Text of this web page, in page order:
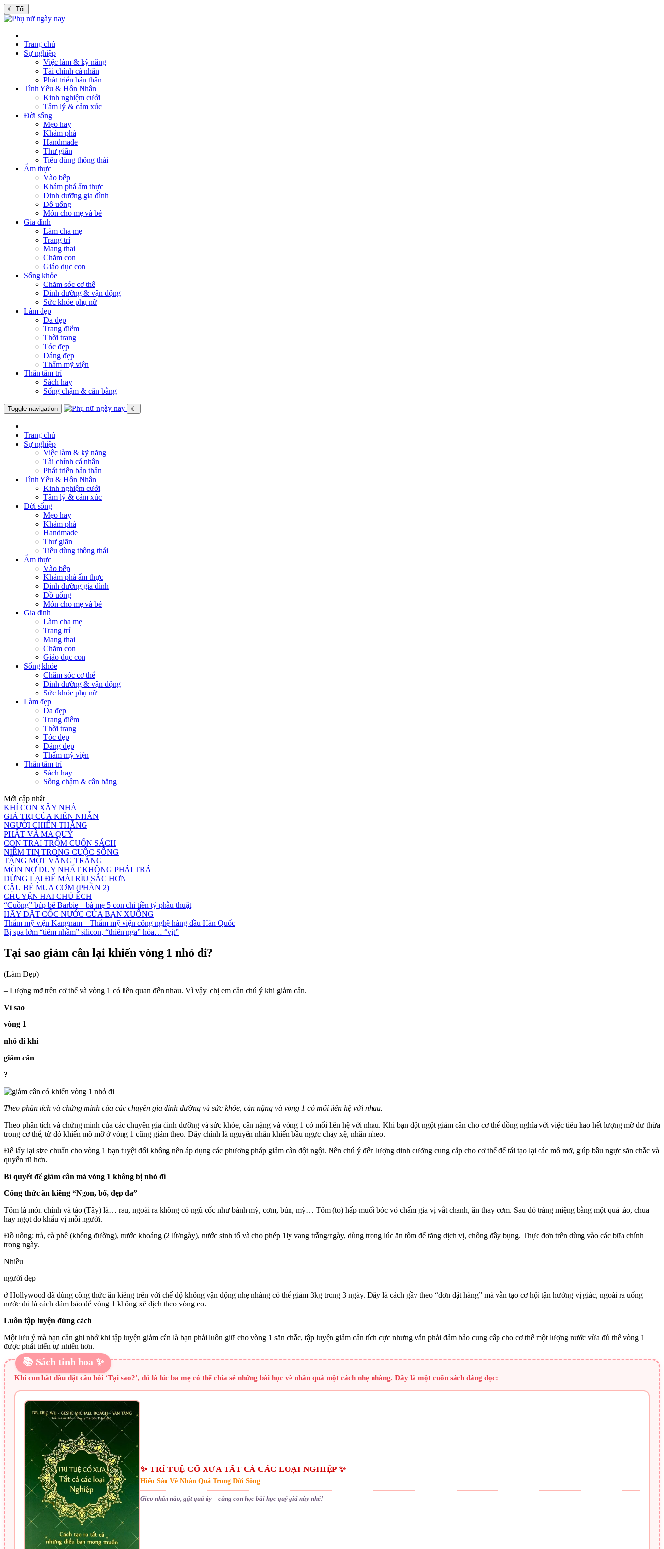
☾ Tối
Trang chủ
Sự nghiệp
Việc làm & kỹ năng
Tài chính cá nhân
Phát triển bản thân
Tình Yêu & Hôn Nhân
Kinh nghiệm cưới
Tâm lý & cảm xúc
Đời sống
Mẹo hay
Khám phá
Handmade
Thư giãn
Tiêu dùng thông thái
Ẩm thực
Vào bếp
Khám phá ẩm thực
Dinh dưỡng gia đình
Đồ uống
Món cho mẹ và bé
Gia đình
Làm cha mẹ
Trang trí
Mang thai
Chăm con
Giáo dục con
Sống khỏe
Chăm sóc cơ thể
Dinh dưỡng & vận động
Sức khỏe phụ nữ
Làm đẹp
Da đẹp
Trang điểm
Thời trang
Tóc đẹp
Dáng đẹp
Thẩm mỹ viện
Thân tâm trí
Sách hay
Sống chậm & cân bằng
Toggle navigation ☾
Trang chủ
Sự nghiệp
Việc làm & kỹ năng
Tài chính cá nhân
Phát triển bản thân
Tình Yêu & Hôn Nhân
Kinh nghiệm cưới
Tâm lý & cảm xúc
Đời sống
Mẹo hay
Khám phá
Handmade
Thư giãn
Tiêu dùng thông thái
Ẩm thực
Vào bếp
Khám phá ẩm thực
Dinh dưỡng gia đình
Đồ uống
Món cho mẹ và bé
Gia đình
Làm cha mẹ
Trang trí
Mang thai
Chăm con
Giáo dục con
Sống khỏe
Chăm sóc cơ thể
Dinh dưỡng & vận động
Sức khỏe phụ nữ
Làm đẹp
Da đẹp
Trang điểm
Thời trang
Tóc đẹp
Dáng đẹp
Thẩm mỹ viện
Thân tâm trí
Sách hay
Sống chậm & cân bằng
Mới cập nhật
KHỈ CON XÂY NHÀ
GIÁ TRỊ CỦA KIÊN NHẪN
NGƯỜI CHIẾN THẮNG
PHẬT VÀ MA QUỶ
CON TRAI TRỘM CUỐN SÁCH
NIỀM TIN TRONG CUỘC SỐNG
TẶNG MỘT VẦNG TRĂNG
MÓN NỢ DUY NHẤT KHÔNG PHẢI TRẢ
DỪNG LẠI ĐỂ MÀI RÌU SẮC HƠN
CẬU BÉ MUA CƠM (PHẦN 2)
CHUYỆN HAI CHÚ ẾCH
“Cuồng” búp bê Barbie – bà mẹ 5 con chi tiền tỷ phẫu thuật
HÃY ĐẶT CỐC NƯỚC CỦA BẠN XUỐNG
Thẩm mỹ viện Kangnam – Thẩm mỹ viện công nghệ hàng đầu Hàn Quốc
Bị spa lởm “tiêm nhầm” silicon, “thiên nga” hóa… “vịt”
Tại sao giảm cân lại khiến vòng 1 nhỏ đi?
(Làm Đẹp)
– Lượng mỡ trên cơ thể và vòng 1 có liên quan đến nhau. Vì vậy, chị em cần chú ý khi giảm cân.
Vì sao
vòng 1
nhỏ đi khi
giảm cân
?
Theo phân tích và chứng minh của các chuyên gia dinh dưỡng và sức khỏe, cân nặng và vòng 1 có mối liên hệ với nhau.
Theo phân tích và chứng minh của các chuyên gia dinh dưỡng và sức khỏe, cân nặng và vòng 1 có mối liên hệ với nhau. Khi bạn đột ngột giảm cân cho cơ thể đồng nghĩa với việc tiêu hao hết lượng mỡ dư thừa
trong cơ thể, từ đó khiến mô mỡ ở vòng 1 cũng giảm theo. Đây chính là nguyên nhân khiến bầu ngực chảy xệ, nhăn nheo.
Để lấy lại size chuẩn cho vòng 1 bạn tuyệt đối không nên áp dụng các phương pháp giảm cân đột ngột. Nên chú ý đến lượng dinh dưỡng cung cấp cho cơ thể để tái tạo lại các mô mỡ, giúp bầu ngực săn chắc và
quyến rũ hơn.
Bí quyết để giảm cân mà vòng 1 không bị nhỏ đi
Công thức ăn kiêng “Ngon, bổ, đẹp da”
Tôm là món chính và táo (Tây) là… rau, ngoài ra không có ngũ cốc như bánh mỳ, cơm, bún, mỳ… Tôm (to) hấp muối bóc vỏ chấm gia vị vắt chanh, ăn thay cơm. Sau đó tráng miệng bằng một quả táo, chua
hay ngọt do khẩu vị mỗi người.
Đồ uống: trà, cà phê (không đường), nước khoáng (2 lít/ngày), nước sinh tố và cho phép 1ly vang trắng/ngày, dùng trong lúc ăn tôm để tăng dịch vị, chống đầy bụng. Thực đơn trên dùng vào các bữa chính
trong ngày.
Nhiều
người đẹp
ở Hollywood đã dùng công thức ăn kiêng trên với chế độ không vận động nhẹ nhàng có thể giảm 3kg trong 3 ngày. Đây là cách gầy theo “đơn đặt hàng” mà vẫn tạo cơ hội tận hưởng vị giác, ngoài ra uống
nước đủ là cách đảm bảo để vòng 1 không xê dịch theo vòng eo.
Luôn tập luyện đúng cách
Một lưu ý mà bạn cần ghi nhớ khi tập luyện giảm cân là bạn phải luôn giữ cho vòng 1 săn chắc, tập luyện giảm cân tích cực nhưng vẫn phải đảm bảo cung cấp cho cơ thể một lượng nước vừa đủ thể vòng 1
được phát triển tự nhiên hơn.
📚 Sách tinh hoa ✨
Khi con bắt đầu đặt câu hỏi ‘Tại sao?’, đó là lúc ba mẹ có thể chia sẻ những bài học về nhân quả một cách nhẹ nhàng. Đây là một cuốn sách đáng đọc:
✨ TRÍ TUỆ CỔ XƯA TẤT CẢ CÁC LOẠI NGHIỆP ✨
Hiểu Sâu Về Nhân Quả Trong Đời Sống
Gieo nhân nào, gặt quả ấy – cùng con học bài học quý giá này nhé!